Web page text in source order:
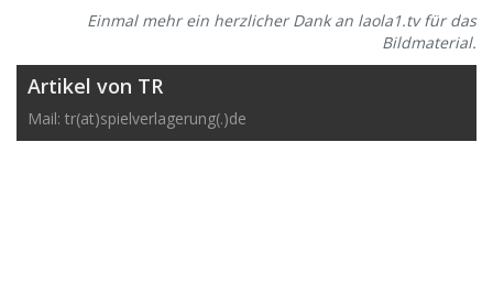
Einmal mehr ein herzlicher Dank an laola1.tv für das
Bildmaterial.
Artikel von TR
Mail: tr(at)spielverlagerung(.)de